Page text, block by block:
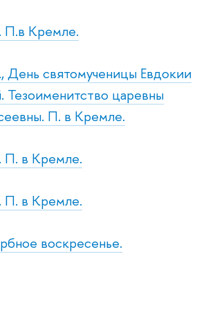
П.в Кремле.
День святомученицы Евдокии
Тезоименитство царевны
П. в Кремле.
П. в Кремле.
П. в Кремле.
воскресенье.